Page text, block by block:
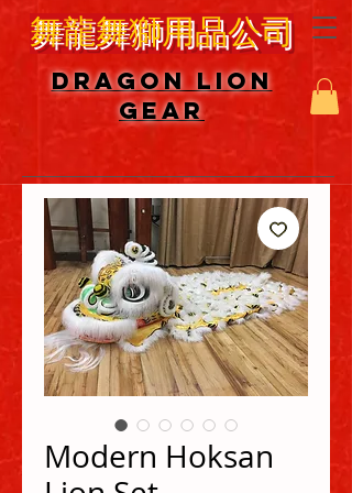
舞龍舞獅用品公司
DRAGON LION
GEAR
Modern Hoksan